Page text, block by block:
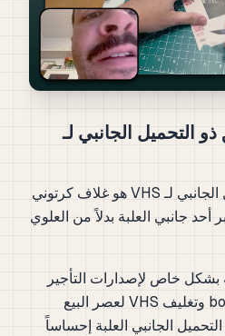
التحميل الجانبي لـ
الغلاف المنزلق ذو التحميل الجانبي لـ VHS هو غلاف كرتوني
أحد جانبي العلبة بدلاً من العلوي
خاص لإصدارات التأجير
ونسخ العرض ونسخ bootleg وتغليف VHS لعصر البيع
الجانبي العلبة إحساساً